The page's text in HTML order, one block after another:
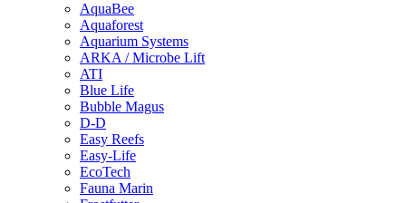
AquaBee
Aquaforest
Aquarium Systems
ARKA / Microbe Lift
ATI
Blue Life
Bubble Magus
D-D
Easy Reefs
Easy-Life
EcoTech
Fauna Marin